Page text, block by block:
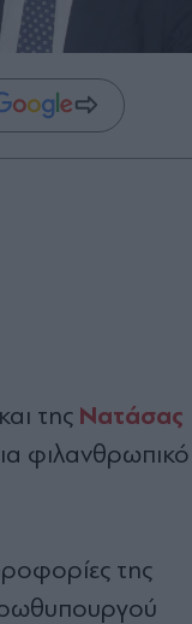
και της Νατάσας
φιλανθρωπικό
της